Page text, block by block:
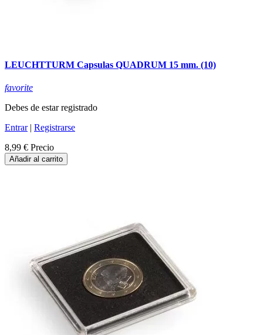
LEUCHTTURM Capsulas QUADRUM 15 mm. (10)
favorite
Debes de estar registrado
Entrar| Registrarse
8,99 € Precio
Añadir al carrito